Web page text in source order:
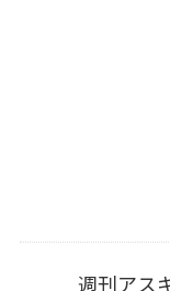
週刊アス